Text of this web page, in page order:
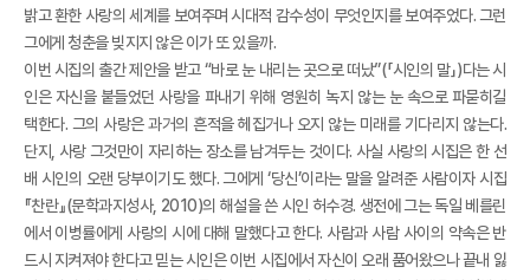
밝고 환한 사랑의 세계를 보여주며 시대적 감수성이 무엇인지를 보여주었다. 그런
그에게 청춘을 빚지지 않은 이가 또 있을까.
이번 시집의 출간 제안을 받고 “바로 눈 내리는 곳으로 떠났”(「시인의 말」)다는 시
인은 자신을 붙들었던 사랑을 파내기 위해 영원히 녹지 않는 눈 속으로 파묻히길
택한다. 그의 사랑은 과거의 흔적을 헤집거나 오지 않는 미래를 기다리지 않는다.
단지, 사랑 그것만이 자리하는 장소를 남겨두는 것이다. 사실 사랑의 시집은 한 선
배 시인의 오랜 당부이기도 했다. 그에게 ‘당신’이라는 말을 알려준 사람이자 시집
『찬란』(문학과지성사, 2010)의 해설을 쓴 시인 허수경. 생전에 그는 독일 베를린
에서 이병률에게 사랑의 시에 대해 말했다고 한다. 사람과 사람 사이의 약속은 반
드시 지켜져야 한다고 믿는 시인은 이번 시집에서 자신이 오래 품어왔으나 끝내 잃